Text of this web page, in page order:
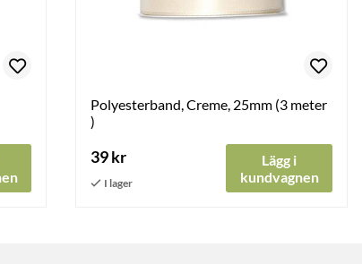
Polyesterband, Creme, 25mm (3 meter
)
39 kr
Lägg i
kundvagnen